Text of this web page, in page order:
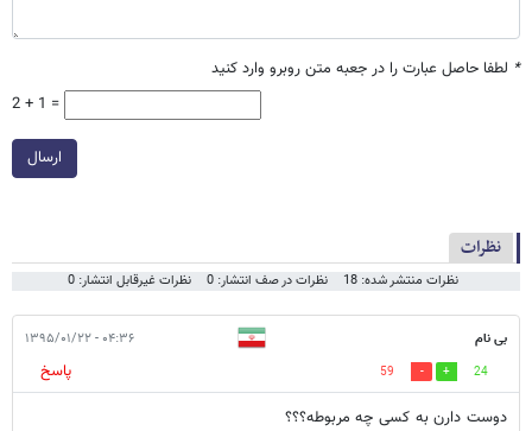
* لطفا حاصل عبارت را در جعبه متن روبرو وارد کنید
2 + 1 =
ارسال
نظرات
نظرات منتشر شده: 18 نظرات در صف انتشار: 0 نظرات غیرقابل انتشار: 0
بی نام ۰۴:۳۶ - ۱۳۹۵/۰۱/۲۲
24
59
پاسخ
دوست دارن به کسی چه مربوطه؟؟؟